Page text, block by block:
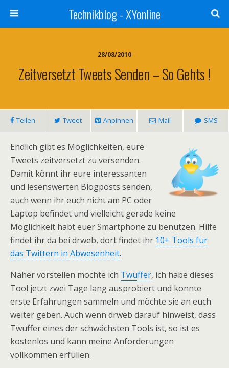
Technikblog - XYonline
28/08/2010
Zeitversetzt Tweets Senden – So Gehts !
Teilen Tweet Anpinnen Mail SMS
Endlich gibt es Möglichkeiten, eure
Tweets zeitversetzt zu versenden.
Damit könnt ihr eure interessanten
und lesenswerten Blogposts senden,
auch wenn ihr euch nicht am PC oder
Laptop befindet und vielleicht gerade keine
Möglichkeit habt euer Smartphone zu benutzen. Hilfe
findet ihr da bei drweb, dort findet ihr 10+ Tools für
das Twittern in Abwesenheit.
Näher vorstellen möchte ich Twuffer, ich habe dieses
Tool jetzt zwei Tage lang ausprobiert und konnte
erste Erfahrungen sammeln und möchte sie an euch
weiter geben. Auch wenn drweb darauf hinweist, dass
Twuffer eines der schwächsten Tools ist, so ist es
kostenlos und kann meine Anforderungen
vollkommen erfüllen.